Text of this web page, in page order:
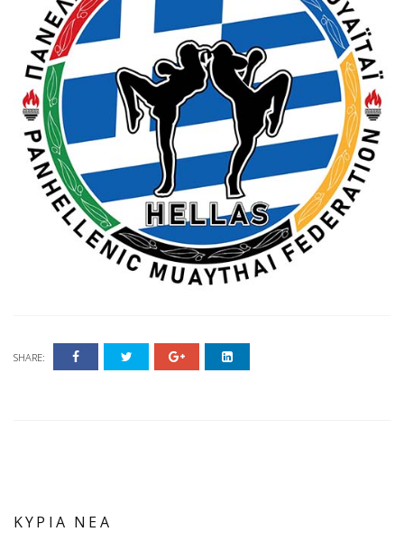
SHARE:
ΚΥΡΙΑ ΝΕΑ